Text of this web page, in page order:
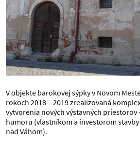
V objekte barokovej sýpky v Novom
rokoch 2018 – 2019 zrealizovaná
vytvorenia nových výstavných priestorov
humoru (vlastníkom a investorom stavby
nad Váhom).